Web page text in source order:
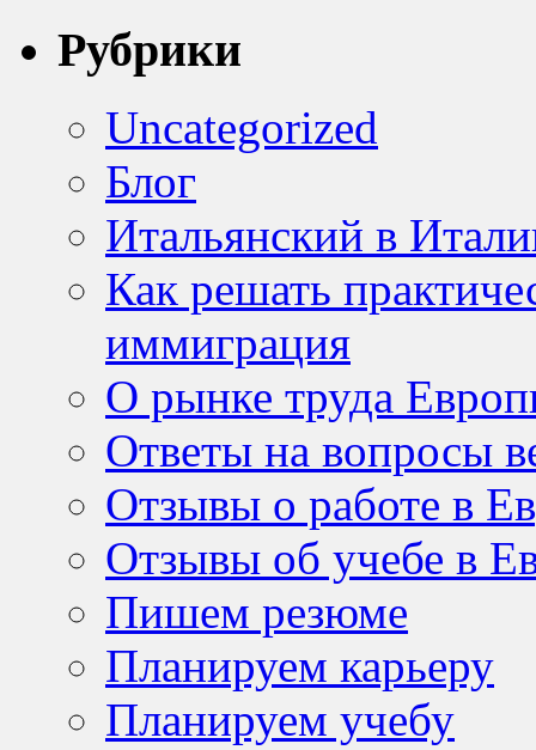
Рубрики
Uncategorized
Блог
Итальянский в
Как решать
иммиграция
О рынке труда
Ответы на вопросы
Отзывы о работе в
Отзывы об учебе в
Пишем резюме
Планируем карьеру
Планируем учебу